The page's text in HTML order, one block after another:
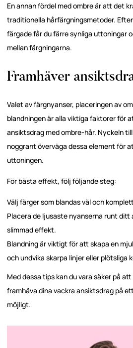
En annan fördel med ombre är att det
traditionella hårfärgningsmetoder.
färgade får du färre synliga uttoningar
mellan färgningarna.
Framhäver
Valet av färgnyanser, placeringen av
blandningen är alla viktiga faktorer för
ansiktsdrag med ombre-hår. Nyckeln
noggrant överväga dessa element för
uttoningen.
För bästa effekt, följ följande steg:
Välj färger som blandas väl och
Placera de ljusaste nyanserna runt ditt
slimmad effekt.
Blandning är viktigt för att skapa en
och undvika skarpa linjer eller plötsliga
Med dessa tips kan du vara säker på
framhäva dina vackra ansiktsdrag på
möjligt.